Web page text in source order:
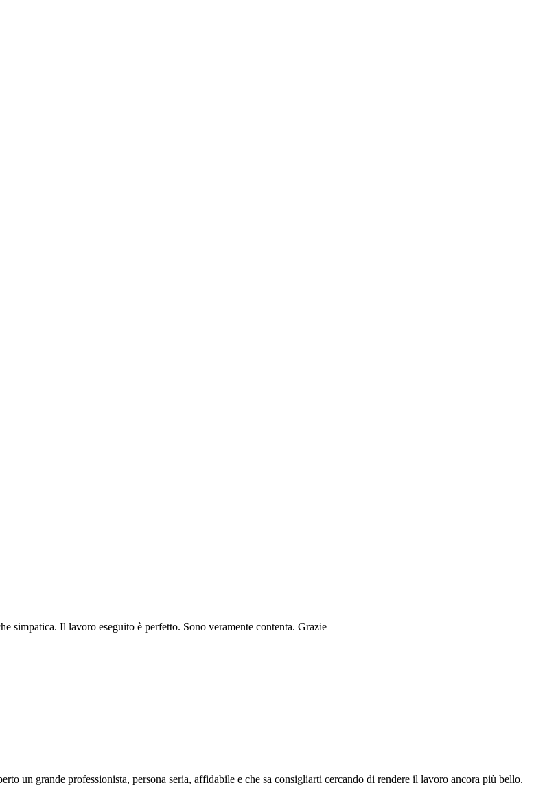
simpatica. Il lavoro eseguito è perfetto. Sono veramente contenta. Grazie
un grande professionista, persona seria, affidabile e che sa consigliarti cercando di rendere il lavoro ancora più bello.